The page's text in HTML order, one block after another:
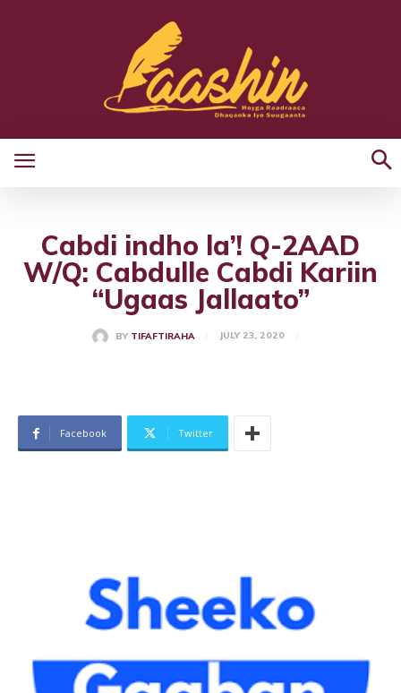
Cabdi indho la’! Q-2AAD
W/Q: Cabdulle Cabdi Kariin
“Ugaas Jallaato”
BY TIFAFTIRAHA JULY 23, 2020
Facebook Twitter